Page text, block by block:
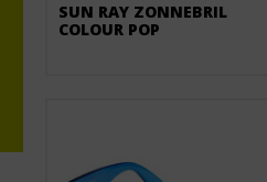
SUN RAY ZONNEBRIL 
COLOUR POP